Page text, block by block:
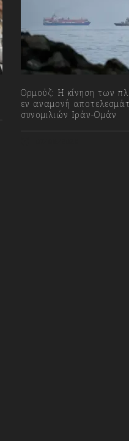
Ορμούζ: Η κίνηση των
εν αναμονή
συνομιλιών Ιράν-Ομάν